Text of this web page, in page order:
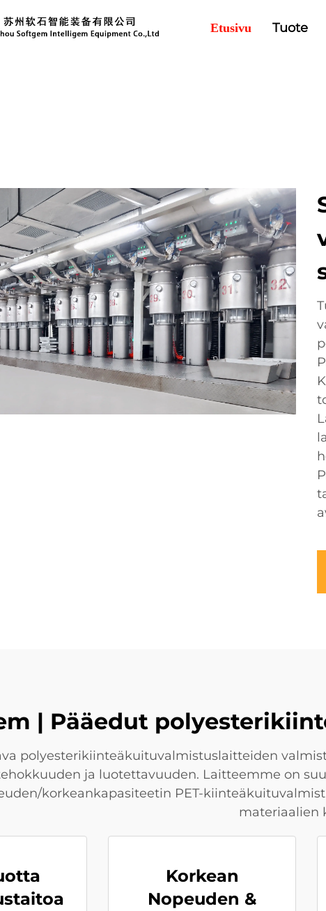
Etusivu Tuote
| Pääedut
polyesterikiinteäkuituvalmistuslaitteiden
ja luotettavuuden. Laitteemme on
korkeankapasiteetin PET-
materiaalien
Korkean
Nopeuden &